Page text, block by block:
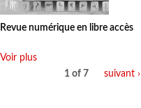
Revue numérique en libre accès
Voir plus
1 of 7
suivant ›